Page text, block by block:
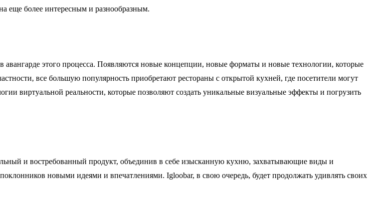
еще более интересным и разнообразным.
авангарде этого процесса. Появляются новые концепции, новые форматы и новые технологии, которые
все большую популярность приобретают рестораны с открытой кухней, где посетители могут
виртуальной реальности, которые позволяют создать уникальные визуальные эффекты и погрузить
и востребованный продукт, объединив в себе изысканную кухню, захватывающие виды и
новыми идеями и впечатлениями. Igloobar, в свою очередь, будет продолжать удивлять своих